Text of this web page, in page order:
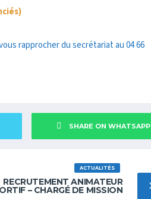
rapprocher du secrétariat au 04 66
SHARE ON WHATSAPP
ACTUALITÉS
RECRUTEMENT ANIMATEUR
– CHARGÉ DE MISSION